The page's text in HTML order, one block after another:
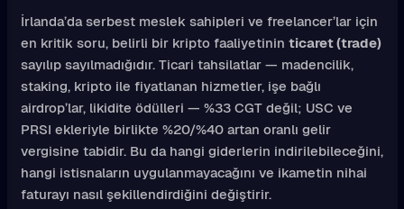
İrlanda’da serbest meslek sahipleri ve freelancer’lar için
en kritik soru, belirli bir kripto faaliyetinin ticaret (trade)
sayılıp sayılmadığıdır. Ticari tahsilatlar — madencilik,
staking, kripto ile fiyatlanan hizmetler, işe bağlı
airdrop’lar, likidite ödülleri — %33 CGT değil; USC ve
PRSI ekleriyle birlikte %20/%40 artan oranlı gelir
vergisine tabidir. Bu da hangi giderlerin indirilebileceğini,
hangi istisnaların uygulanmayacağını ve ikametin nihai
faturayı nasıl şekillendirdiğini değiştirir.